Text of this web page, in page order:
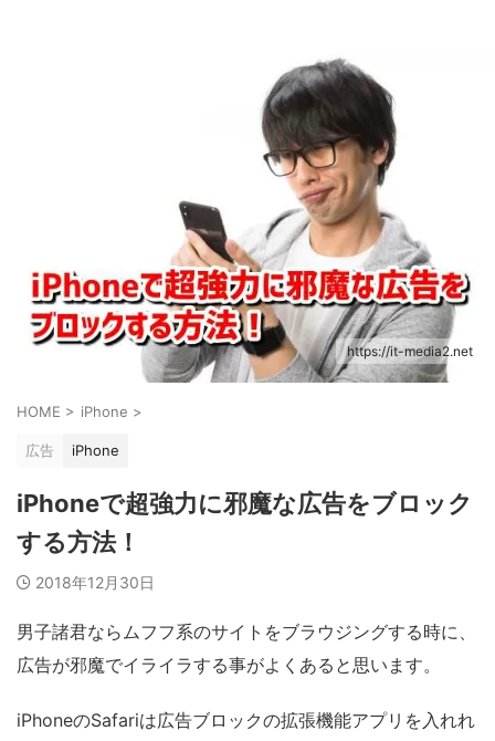
https://it-media2.net
HOME > iPhone >
広告 iPhone
iPhoneで超強力に邪魔な広告をブロック
する方法！
2018年12月30日
男子諸君ならムフフ系のサイトをブラウジングする時に、
広告が邪魔でイライラする事がよくあると思います。
iPhoneのSafariは広告ブロックの拡張機能アプリを入れれ